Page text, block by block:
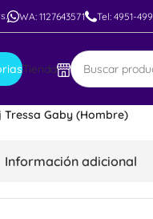
WA: 1127643571 Tel: 4951-
Tienda
Tressa Gaby (Hombre)
Información adicional